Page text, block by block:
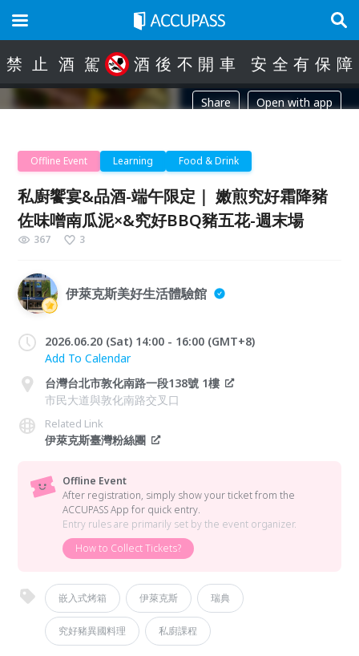
禁 止 酒 駕 酒 後 不 開 車 安 全 有 保 障
Share Open with app
Offline Event Learning Food & Drink
私廚饗宴&品酒-端午限定｜ 嫩煎究好霜降豬
佐味噌南瓜泥×&究好BBQ豬五花-週末場
367 3
伊萊克斯美好生活體驗館
2026.06.20 (Sat) 14:00 - 16:00 (GMT+8)
Add To Calendar
台灣台北市敦化南路一段138號 1樓
市民大道與敦化南路交叉口
Related Link
伊萊克斯臺灣粉絲團
Offline Event
After registration, simply show your ticket from the
ACCUPASS App for quick entry.
Entry rules are primarily set by the event organizer.
How to Collect Tickets?
嵌入式烤箱 伊萊克斯 瑞典
究好豬異國料理 私廚課程